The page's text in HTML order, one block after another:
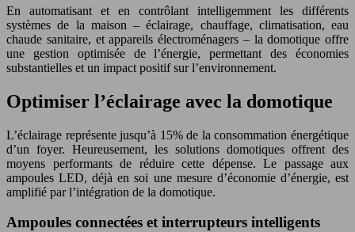
En automatisant et en contrôlant intelligemment les différents
systèmes de la maison – éclairage, chauffage, climatisation, eau
chaude sanitaire, et appareils électroménagers – la domotique offre
une gestion optimisée de l’énergie, permettant des économies
substantielles et un impact positif sur l’environnement.
Optimiser l’éclairage avec la domotique
L’éclairage représente jusqu’à 15% de la consommation énergétique
d’un foyer. Heureusement, les solutions domotiques offrent des
moyens performants de réduire cette dépense. Le passage aux
ampoules LED, déjà en soi une mesure d’économie d’énergie, est
amplifié par l’intégration de la domotique.
Ampoules connectées et interrupteurs intelligents